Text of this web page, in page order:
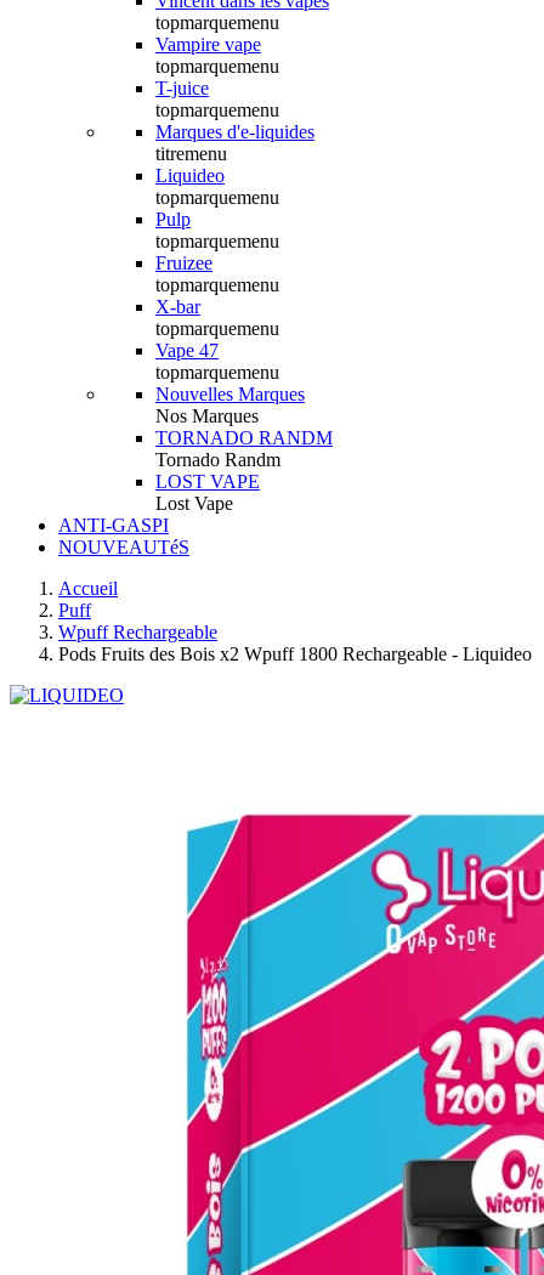
topmarquemenu
Vampire vape
topmarquemenu
T-juice
topmarquemenu
Marques d'e-liquides
titremenu
Liquideo
topmarquemenu
Pulp
topmarquemenu
Fruizee
topmarquemenu
X-bar
topmarquemenu
Vape 47
topmarquemenu
Nouvelles Marques
Nos Marques
TORNADO RANDM
Tornado Randm
LOST VAPE
Lost Vape
ANTI-GASPI
NOUVEAUTéS
Accueil
Puff
Wpuff Rechargeable
Pods Fruits des Bois x2 Wpuff 1800 Rechargeable - Liquideo